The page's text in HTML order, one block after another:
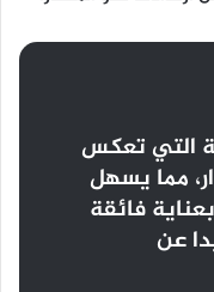
التي تعكس
مما يسهل
اكتشافها، صُممت إف-35 بعناية فائقة
عن